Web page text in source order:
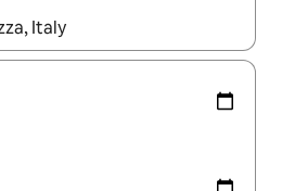
utilisez les flèches vers le